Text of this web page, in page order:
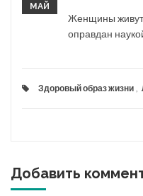
МАЙ
Женщины живут
оправдан
Здоровый образ жизни
Добавить